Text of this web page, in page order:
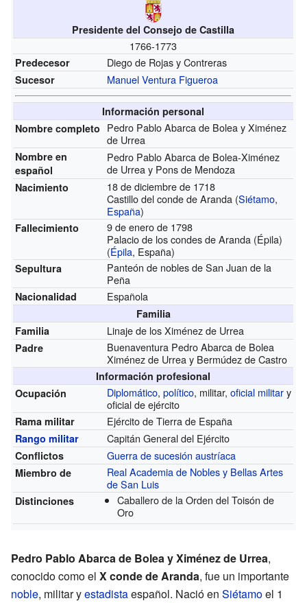
Presidente del Consejo de Castilla
1766-1773
Predecesor Diego de Rojas y Contreras
Sucesor Manuel Ventura Figueroa
Información personal
Nombre completo Pedro Pablo Abarca de Bolea y Ximénez
de Urrea
Nombre en
español
Pedro Pablo Abarca de Bolea-Ximénez
de Urrea y Pons de Mendoza
Nacimiento
18 de diciembre de 1718
Castillo del conde de Aranda (Siétamo,
España)
Fallecimiento
9 de enero de 1798
Palacio de los condes de Aranda (Épila)
(Épila, España)
Sepultura
Panteón de nobles de San Juan de la
Peña
Nacionalidad Española
Familia
Familia
Linaje de los Ximénez de Urrea
Padre
Buenaventura Pedro Abarca de Bolea
Ximénez de Urrea y Bermúdez de Castro
Información profesional
Ocupación
Diplomático,político, militar,oficial military
oficial de ejército
Rama militar Ejército de Tierra de España
Rango militar Capitán General del Ejército
Conflictos Guerra de sucesión austríaca
Miembro de
Real Academia de Nobles y Bellas Artes
de San Luis
Distinciones
Caballero de la Orden del Toisón de
Oro
Pedro Pablo Abarca de Bolea y Ximénez de Urrea,
conocido como el X conde de Aranda, fue un importante
noble, militar yestadistaespañol. Nació en Siétamoel 1